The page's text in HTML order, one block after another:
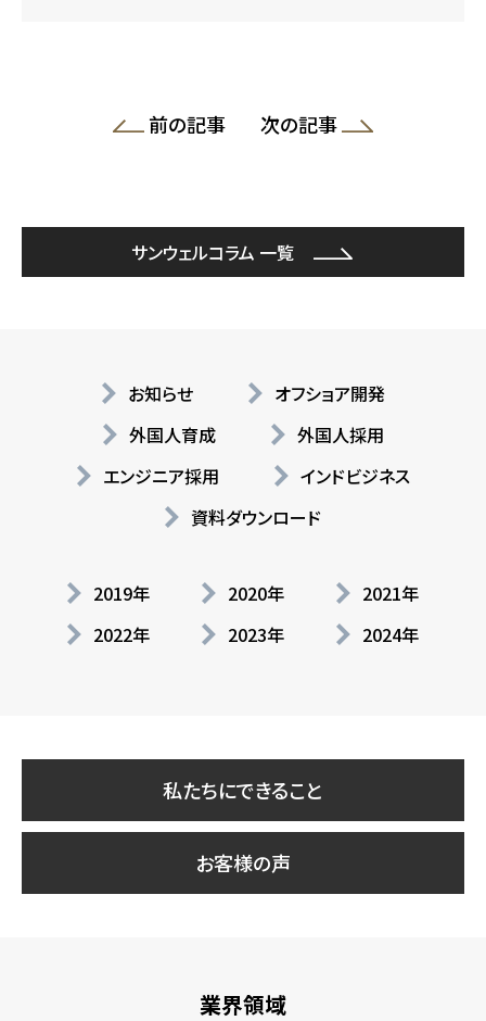
前の記事 次の記事
サンウェルコラム 一覧
お知らせ
オフショア開発
外国人育成
外国人採用
エンジニア採用
インドビジネス
資料ダウンロード
2019年 2020年
2021年
2022年
2023年 2024年
私たちにできること
お客様の声
業界領域